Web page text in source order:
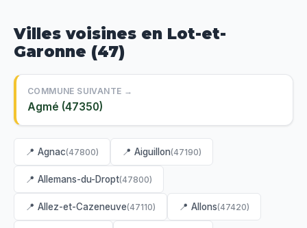
Villes voisines en Lot-et-
Garonne (47)
COMMUNE SUIVANTE →
Agmé (47350)
📍 Agnac(47800) 📍 Aiguillon(47190)
📍 Allemans-du-Dropt(47800)
📍 Allez-et-Cazeneuve(47110) 📍 Allons(47420)